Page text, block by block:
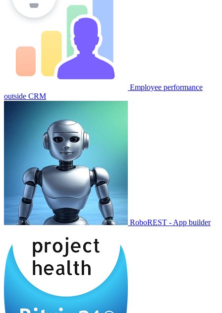
Employee performance
outside CRM
RoboREST - App builder